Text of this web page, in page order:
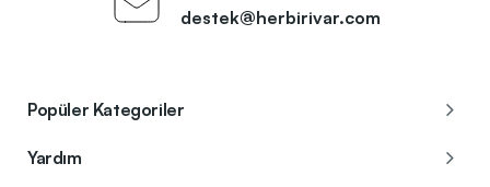
destek@herbirivar.com
Popüler Kategoriler
Yardım